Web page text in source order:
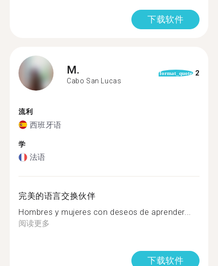
下载软件
M.
Cabo San Lucas
format_quote 2
流利
西班牙语
学
法语
完美的语言交换伙伴
Hombres y mujeres con deseos de aprender...
阅读更多
下载软件